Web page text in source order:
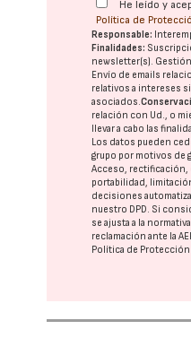
He leído y
Política de
Responsable:
Finalidades:
newsletter(s).
Envío de emails
relativos a intereses
asociados.
relación con Ud., o
llevar a cabo las
Los datos pueden
grupo por motivos de
Acceso,
portabilidad,
decisiones
nuestro DPD. Si
se ajusta a la
reclamación ante la
Política de Protección